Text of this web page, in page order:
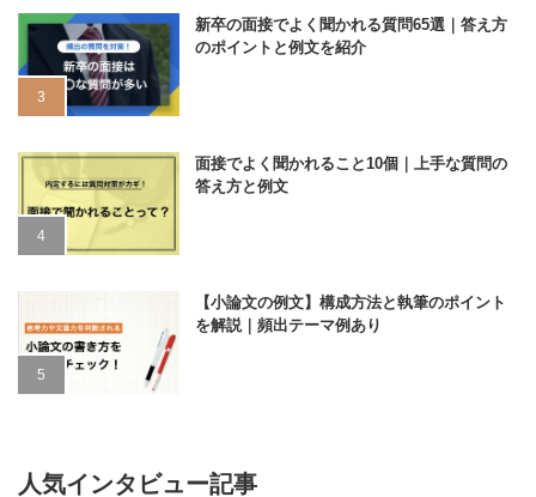
新卒の面接でよく聞かれる質問65選｜答え方
のポイントと例文を紹介
面接でよく聞かれること10個｜上手な質問の
答え方と例文
【小論文の例文】構成方法と執筆のポイント
を解説｜頻出テーマ例あり
人気インタビュー記事